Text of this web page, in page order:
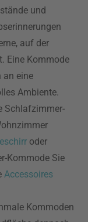
und
auf der
Eine Kommode
an eine
Ambiente.
Schlafzimmer-
oder
Kommode Sie
Accessoires
Kommoden